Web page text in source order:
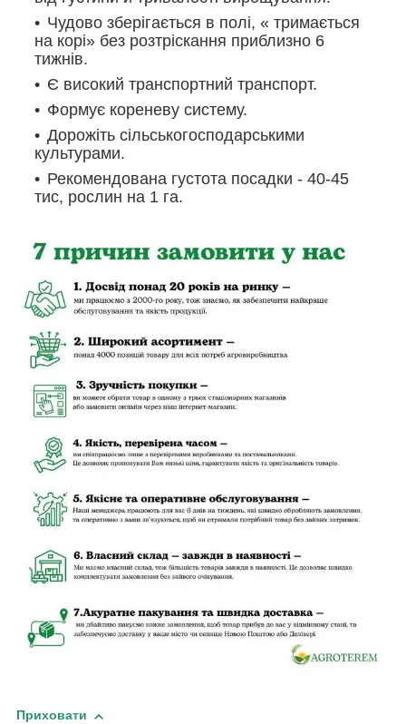
Чудово зберігається в полі, « тримається
на корі» без розтріскання приблизно 6
тижнів.
Є високий транспортний транспорт.
Формує кореневу систему.
Дорожіть сільськогосподарськими
культурами.
Рекомендована густота посадки - 40-45
тис, рослин на 1 га.
Приховати